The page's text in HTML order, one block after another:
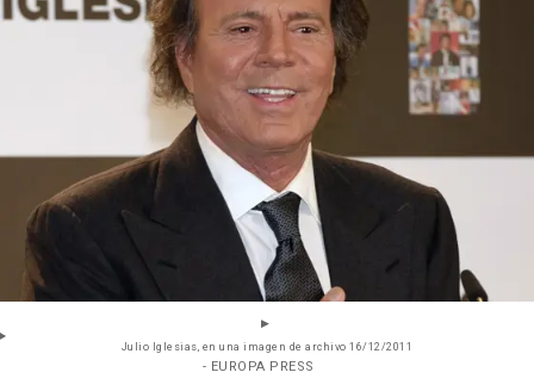
Julio Iglesias, en una imagen de archivo 16/12/2011
- EUROPA PRESS